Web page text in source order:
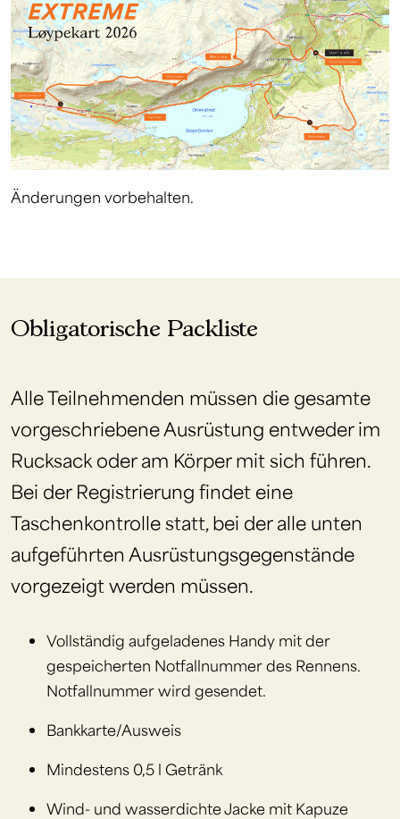
Änderungen vorbehalten.
Obligatorische Packliste
Alle Teilnehmenden müssen die gesamte
vorgeschriebene Ausrüstung entweder im
Rucksack oder am Körper mit sich führen.
Bei der Registrierung findet eine
Taschenkontrolle statt, bei der alle unten
aufgeführten Ausrüstungsgegenstände
vorgezeigt werden müssen.
Vollständig aufgeladenes Handy mit der
gespeicherten Notfallnummer des Rennens.
Notfallnummer wird gesendet.
Bankkarte/Ausweis
Mindestens 0,5 l Getränk
Wind- und wasserdichte Jacke mit Kapuze